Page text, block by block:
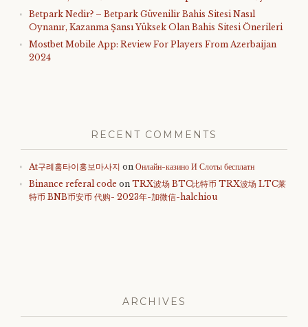
Betpark Nedir? – Betpark Güvenilir Bahis Sitesi Nasıl
Oynanır, Kazanma Şansı Yüksek Olan Bahis Sitesi Önerileri
Mostbet Mobile App: Review For Players From Azerbaijan
2024
RECENT COMMENTS
At구례홈타이홍보마사지 on Онлайн-казино И Слоты бесплатн
Binance referal code on TRX波场 BTC比特币 TRX波场 LTC莱
特币 BNB币安币 代购- 2023年-加微信-halchiou
ARCHIVES